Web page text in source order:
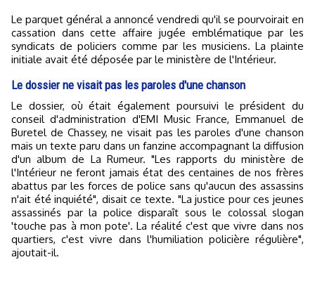
Le parquet général a annoncé vendredi qu'il se pourvoirait en
cassation dans cette affaire jugée emblématique par les
syndicats de policiers comme par les musiciens. La plainte
initiale avait été déposée par le ministère de l'Intérieur.
Le dossier ne visait pas les paroles d'une chanson
Le dossier, où était également poursuivi le président du
conseil d'administration d'EMI Music France, Emmanuel de
Buretel de Chassey, ne visait pas les paroles d'une chanson
mais un texte paru dans un fanzine accompagnant la diffusion
d'un album de La Rumeur. "Les rapports du ministère de
l'Intérieur ne feront jamais état des centaines de nos frères
abattus par les forces de police sans qu'aucun des assassins
n'ait été inquiété", disait ce texte. "La justice pour ces jeunes
assassinés par la police disparaît sous le colossal slogan
'touche pas à mon pote'. La réalité c'est que vivre dans nos
quartiers, c'est vivre dans l'humiliation policière régulière",
ajoutait-il.